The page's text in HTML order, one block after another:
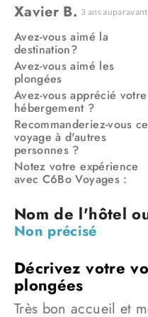
Le programme
Vol à destination de
Transfert au port.
Jours 2 à 7
complète, boissons non
16 plongées incluant 1
Jour 8
Temps libre avant le
Xavier B. 3 ans auparavant
Avez-vous aimé la
destination?
Avez-vous aimé les
plongées
Avez-vous apprécié votre
hébergement ?
Recommanderiez-vous ce
voyage à d'autres
personnes ?
Notez votre expérience
avec C6Bo Voyages :
Non précisé
Très bon accueil et